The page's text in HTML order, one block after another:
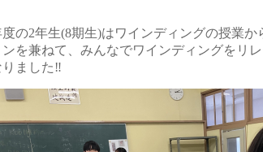
の2年生(8期生)はワインディングの授業
ンを兼ねて、みんなでワインディングをリ
りました‼